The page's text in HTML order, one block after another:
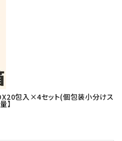
包入×4セット(個包装小分けス
】